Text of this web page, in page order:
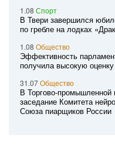
1.08 Спорт
В Твери завершился
по гребле на лодках
1.08 Общество
Эффективность
получила высокую оценку
31.07Общество
В Торгово-промышленной
заседание Комитета
Союза пиарщиков России